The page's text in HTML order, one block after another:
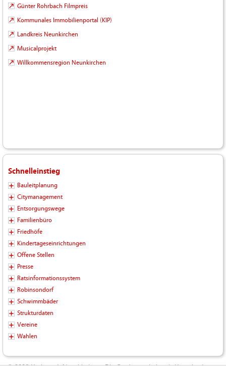
Günter Rohrbach Filmpreis
Kommunales Immobilienportal (KIP)
Landkreis Neunkirchen
Musicalprojekt
Willkommensregion Neunkirchen
Schnelleinstieg
Bauleitplanung
Citymanagement
Entsorgungswege
Familienbüro
Friedhöfe
Kindertageseinrichtungen
Offene Stellen
Presse
Ratsinformationssystem
Robinsondorf
Schwimmbäder
Strukturdaten
Vereine
Wahlen